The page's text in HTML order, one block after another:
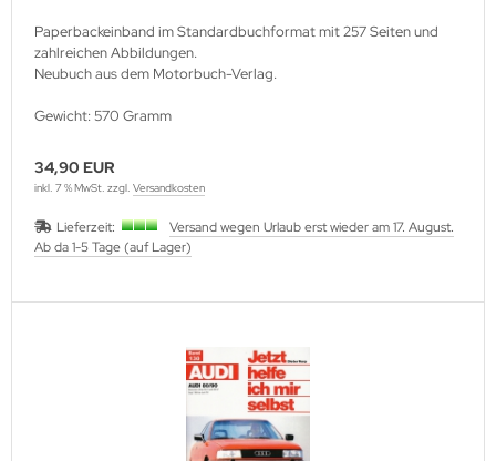
Paperbackeinband im Standardbuchformat mit 257 Seiten und
zahlreichen Abbildungen.
Neubuch aus dem Motorbuch-Verlag.
Gewicht: 570 Gramm
34,90 EUR
inkl. 7 % MwSt. zzgl. Versandkosten
Lieferzeit:
Versand wegen Urlaub erst wieder am 17. August.
Ab da 1-5 Tage (auf Lager)